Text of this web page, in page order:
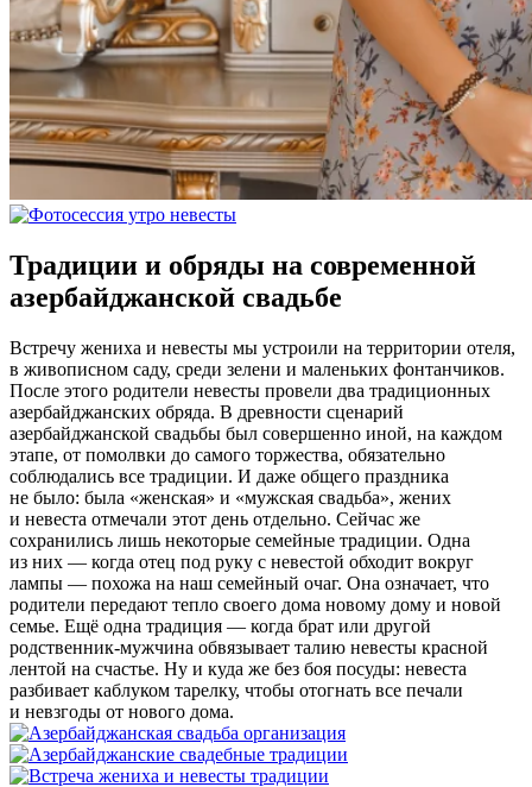
Традиции и обряды на современной
азербайджанской свадьбе
Встречу жениха и невесты мы устроили на территории отеля,
в живописном саду, среди зелени и маленьких фонтанчиков.
После этого родители невесты провели два традиционных
азербайджанских обряда. В древности сценарий
азербайджанской свадьбы был совершенно иной, на каждом
этапе, от помолвки до самого торжества, обязательно
соблюдались все традиции. И даже общего праздника
не было: была «женская» и «мужская свадьба», жених
и невеста отмечали этот день отдельно. Сейчас же
сохранились лишь некоторые семейные традиции. Одна
из них — когда отец под руку с невестой обходит вокруг
лампы — похожа на наш семейный очаг. Она означает, что
родители передают тепло своего дома новому дому и новой
семье. Ещё одна традиция — когда брат или другой
родственник-мужчина обвязывает талию невесты красной
лентой на счастье. Ну и куда же без боя посуды: невеста
разбивает каблуком тарелку, чтобы отогнать все печали
и невзгоды от нового дома.